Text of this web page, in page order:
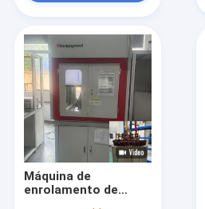
Máquina de
enrolamento de